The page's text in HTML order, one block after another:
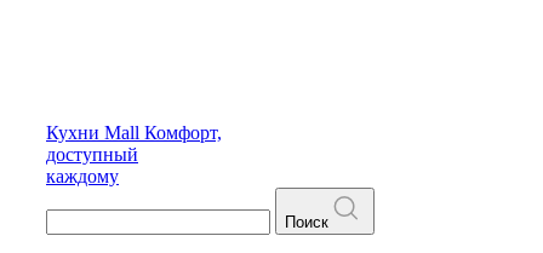
Кухни Mall Комфорт,
доступный
каждому
Поиск